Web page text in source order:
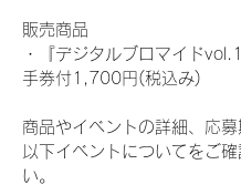
販売商品
・『デジタルブロマイド
手券付1,700円(税込み)
商品やイベントの詳細、応
以下イベントについてをご
い。